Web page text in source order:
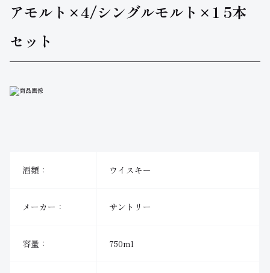
アモルト×4/シングルモルト×1 5本
セット
酒類： ウイスキー
メーカー： サントリー
容量： 750ml